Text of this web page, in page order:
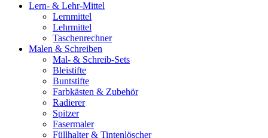
Lern- & Lehr-Mittel
Lernmittel
Lehrmittel
Taschenrechner
Malen & Schreiben
Mal- & Schreib-Sets
Bleistifte
Buntstifte
Farbkästen & Zubehör
Radierer
Spitzer
Fasermaler
Füllhalter & Tintenlöscher